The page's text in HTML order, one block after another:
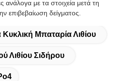
με τα στοιχεία μετά τη
επιβεβαίωση δείγματος.
Κυκλική Μπαταρία Λιθίου
Λιθίου Σιδήρου